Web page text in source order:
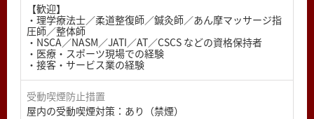
【歓迎】
・理学療法士／柔道整復師／鍼灸師／あん摩マッサージ指
圧師／整体師
・NSCA／NASM／JATI／AT／CSCS などの資格保持者
・医療・スポーツ現場での経験
・接客・サービス業の経験
受動喫煙防止措置
屋内の受動喫煙対策：あり（禁煙）